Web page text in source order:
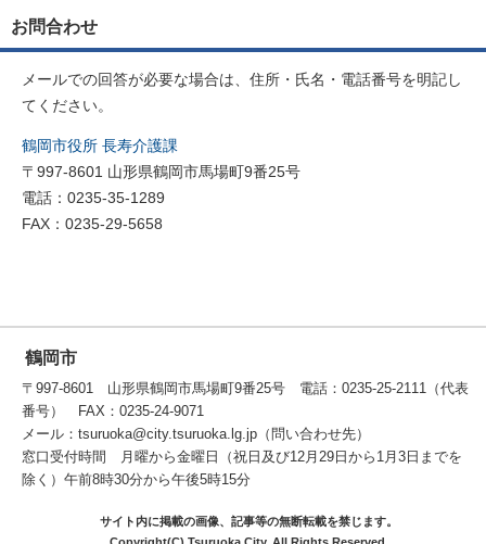
お問合わせ
メールでの回答が必要な場合は、住所・氏名・電話番号を明記し
てください。
鶴岡市役所 長寿介護課
〒997-8601 山形県鶴岡市馬場町9番25号
電話：0235-35-1289
FAX：0235-29-5658
鶴岡市
〒997-8601 山形県鶴岡市馬場町9番25号 電話：0235-25-2111（代表
番号） FAX：0235-24-9071
メール：tsuruoka@city.tsuruoka.lg.jp（問い合わせ先）
窓口受付時間 月曜から金曜日（祝日及び12月29日から1月3日までを
除く）午前8時30分から午後5時15分
サイト内に掲載の画像、記事等の無断転載を禁じます。